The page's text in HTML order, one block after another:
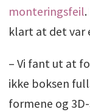
monteringsfeil
klart at det var
– Vi fant ut at
ikke boksen
formene og